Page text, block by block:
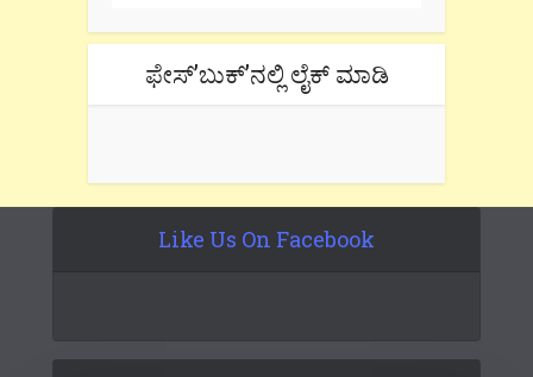
ಫೇಸ್’ಬುಕ್’ನಲ್ಲಿ ಲೈಕ್ ಮಾಡಿ
Like Us On Facebook